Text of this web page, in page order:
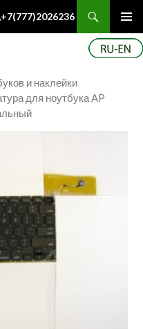
и наклейки
для ноутбука AP